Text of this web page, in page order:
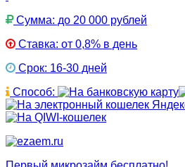
Сумма: до 20 000 рублей
Ставка: от 0,8% в день
Срок: 16-30 дней
Способ: